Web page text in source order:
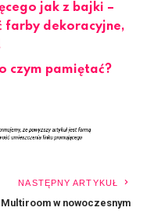
jak z bajki –
farby dekoracyjne,
czym pamiętać?
NASTĘPNY ARTYKUŁ
Multiroom w nowoczesnym